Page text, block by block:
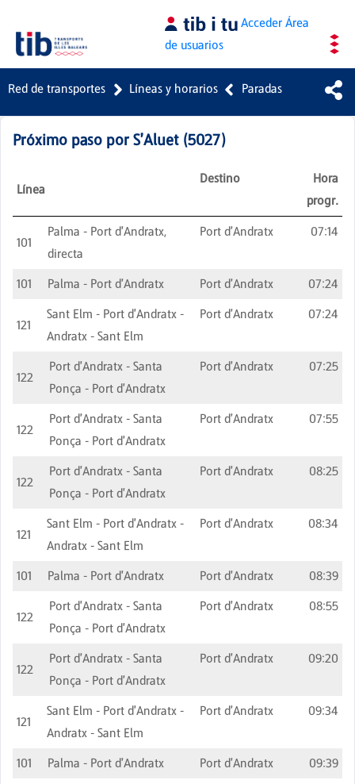
Saltar al contenido principal AccederÁrea
de usuarios
Red de transportes Líneas y horarios Paradas
Próximo paso por S'Aluet (5027)
Línea
Destino
Hora
progr.
101
Palma - Port d'Andratx,
directa
Port d'Andratx 07:14
101 Palma - Port d'Andratx Port d'Andratx 07:24
121
Sant Elm - Port d'Andratx -
Andratx - Sant Elm
Port d'Andratx 07:24
122
Port d'Andratx - Santa
Ponça - Port d'Andratx
Port d'Andratx 07:25
122
Port d'Andratx - Santa
Ponça - Port d'Andratx
Port d'Andratx 07:55
122
Port d'Andratx - Santa
Ponça - Port d'Andratx
Port d'Andratx 08:25
121
Sant Elm - Port d'Andratx -
Andratx - Sant Elm
Port d'Andratx 08:34
101 Palma - Port d'Andratx Port d'Andratx 08:39
122
Port d'Andratx - Santa
Ponça - Port d'Andratx
Port d'Andratx 08:55
122
Port d'Andratx - Santa
Ponça - Port d'Andratx
Port d'Andratx 09:20
121
Sant Elm - Port d'Andratx -
Andratx - Sant Elm
Port d'Andratx 09:34
101 Palma - Port d'Andratx Port d'Andratx 09:39